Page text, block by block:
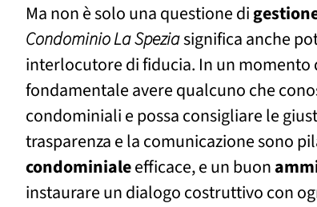
Ma non è solo una questione di
Condominio La Speziasignifica anche
interlocutore di fiducia. In un momento
fondamentale avere qualcuno che
condominiali e possa consigliare le
trasparenza e la comunicazione sono
condominialeefficace, e un buon
instaurare un dialogo costruttivo con